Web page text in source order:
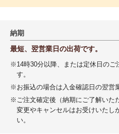
納期
最短、翌営業日の出荷です。
※14時30分以降、または定休日のご
す。
※お振込の場合は入金確認日の翌営
※ご注文確定後（納期にご了解いた
変更やキャンセルはお受けいたし
い。